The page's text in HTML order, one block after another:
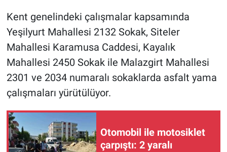
Kent genelindeki çalışmalar kapsamında
Yeşilyurt Mahallesi 2132 Sokak, Siteler
Mahallesi Karamusa Caddesi, Kayalık
Mahallesi 2450 Sokak ile Malazgirt Mahallesi
2301 ve 2034 numaralı sokaklarda asfalt yama
çalışmaları yürütülüyor.
Otomobil ile motosiklet
çarpıştı: 2 yaralı